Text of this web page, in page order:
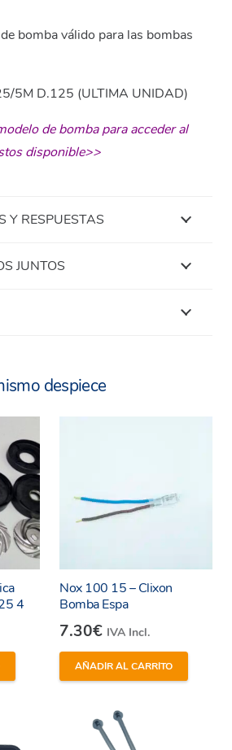
bomba válido para las bombas
5M D.125 (ULTIMA UNIDAD)
de bomba para acceder al
disponible>>
Y RESPUESTAS
JUNTOS
despiece
4
Nox 100 15 – Clixon
Bomba Espa
7.30€ IVA Incl.
AÑADIR AL CARRITO